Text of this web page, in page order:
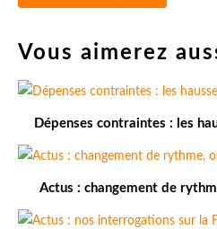
Vous aimerez
Dépenses contraintes : les
Actus : changement de